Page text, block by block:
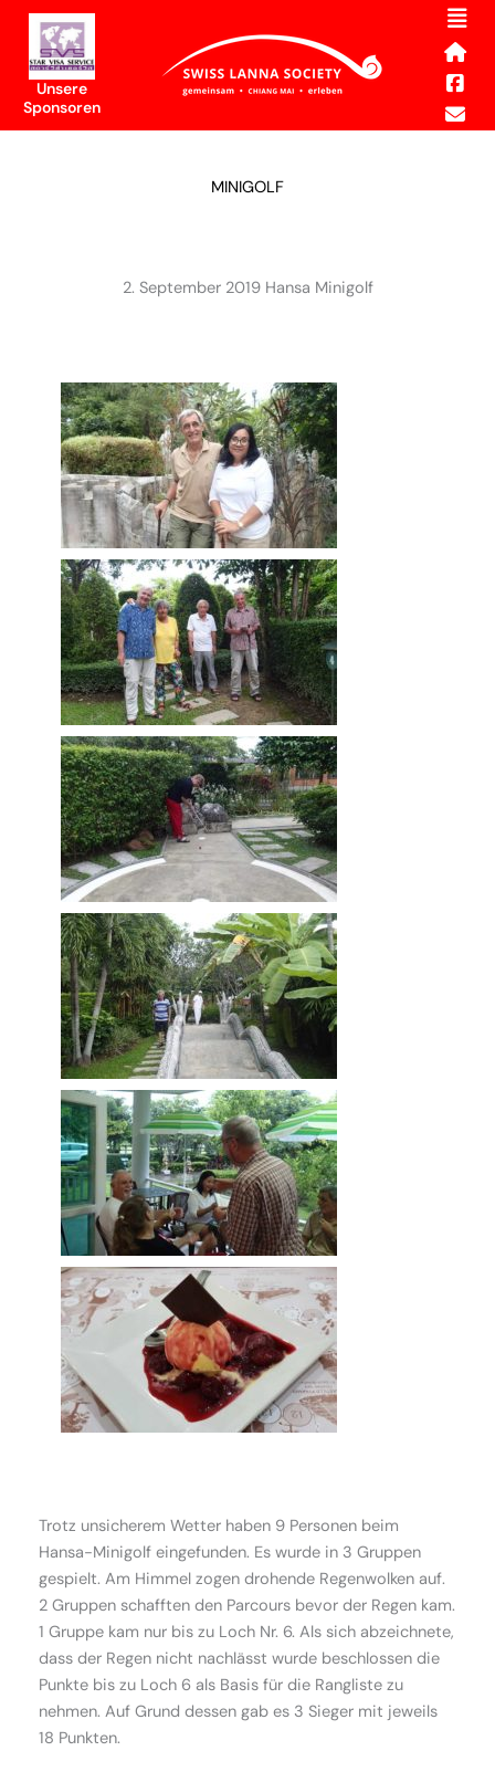
Skip
content
Unsere
Sponsoren
MINIGOLF
2. September 2019 Hansa Minigolf
Trotz unsicherem Wetter haben 9 Personen beim
Hansa-Minigolf eingefunden. Es wurde in 3 Gruppen
gespielt. Am Himmel zogen drohende Regenwolken auf.
2 Gruppen schafften den Parcours bevor der Regen kam.
1 Gruppe kam nur bis zu Loch Nr. 6. Als sich abzeichnete,
dass der Regen nicht nachlässt wurde beschlossen die
Punkte bis zu Loch 6 als Basis für die Rangliste zu
nehmen. Auf Grund dessen gab es 3 Sieger mit jeweils
18 Punkten.